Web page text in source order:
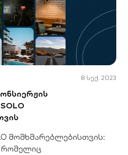
8 სექ. 2023
მომხმარებლებისთვის:
რომელიც